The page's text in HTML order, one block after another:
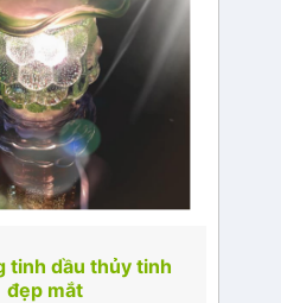
tinh dầu thủy tinh
đẹp mắt